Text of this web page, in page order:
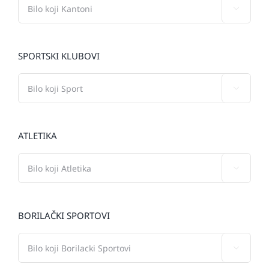
SPORTSKI KLUBOVI
ATLETIKA
BORILAČKI SPORTOVI